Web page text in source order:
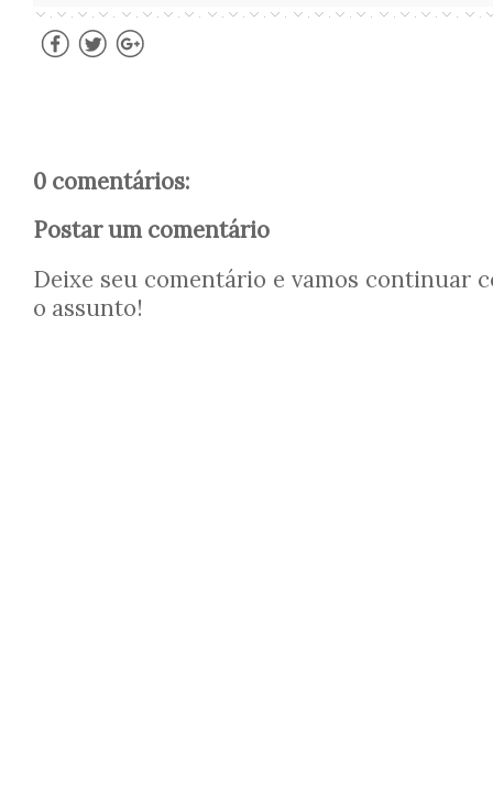
0 comentários:
Postar um comentário
Deixe seu comentário e vamos continuar
o assunto!